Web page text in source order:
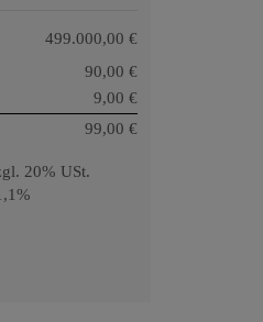
499.000,00 €
90,00 €
9,00 €
99,00 €
20% USt.